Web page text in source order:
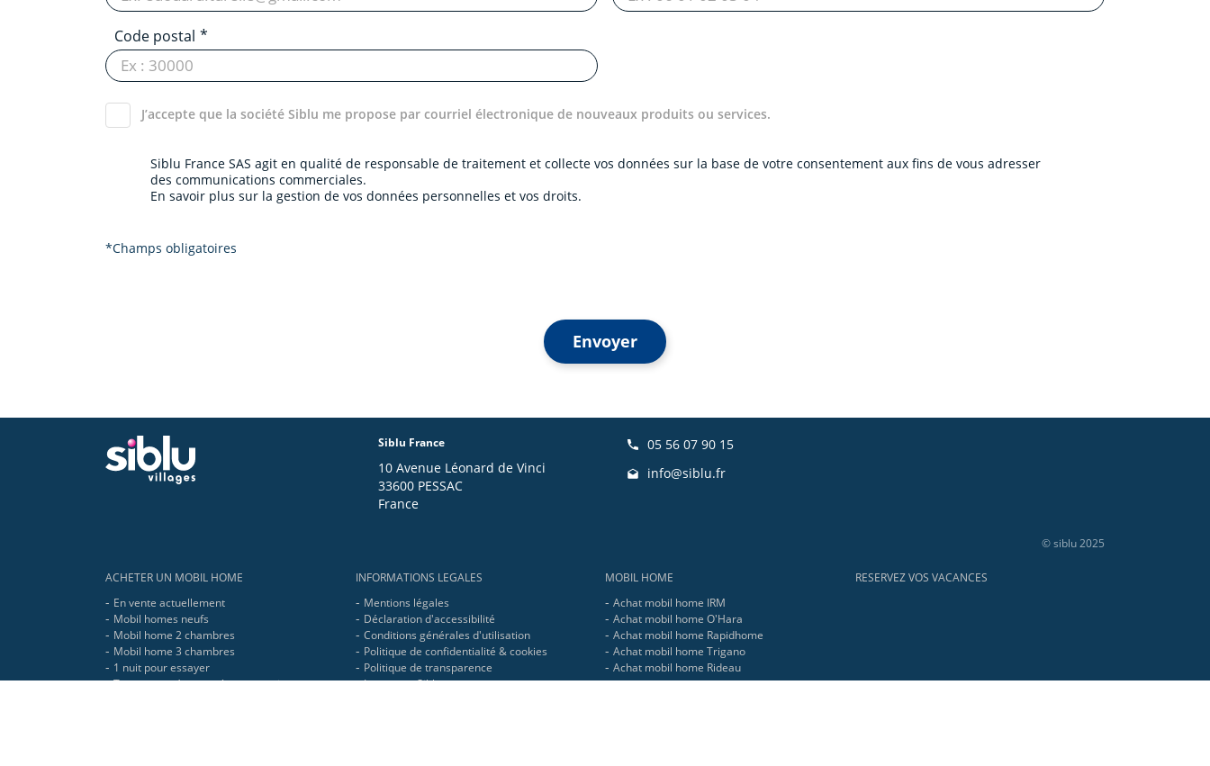
Code postal
J’accepte que la société Siblu me propose par courriel électronique de nouveaux produits ou services.
Siblu France SAS agit en qualité de responsable de traitement et collecte vos données sur la base de votre consentement aux fins de vous adresser
des communications commerciales.
En savoir plus sur la gestion de vos données personnelles et vos droits.
*Champs obligatoires
Envoyer
Siblu France
10 Avenue Léonard de Vinci
33600 PESSAC
France
05 56 07 90 15
info@siblu.fr
© siblu 2025
ACHETER UN MOBIL HOME
En vente actuellement
Mobil homes neufs
Mobil home 2 chambres
Mobil home 3 chambres
1 nuit pour essayer
Toutes nos réponses à vos questions
INFORMATIONS LEGALES
Mentions légales
Déclaration d'accessibilité
Conditions générales d'utilisation
Politique de confidentialité & cookies
Politique de transparence
Le groupe Siblu
MOBIL HOME
Achat mobil home IRM
Achat mobil home O'Hara
Achat mobil home Rapidhome
Achat mobil home Trigano
Achat mobil home Rideau
RESERVEZ VOS VACANCES